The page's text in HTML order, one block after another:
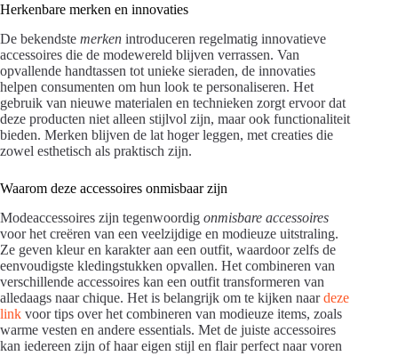
Herkenbare merken en innovaties
De bekendste merken introduceren regelmatig innovatieve
accessoires die de modewereld blijven verrassen. Van
opvallende handtassen tot unieke sieraden, de innovaties
helpen consumenten om hun look te personaliseren. Het
gebruik van nieuwe materialen en technieken zorgt ervoor dat
deze producten niet alleen stijlvol zijn, maar ook functionaliteit
bieden. Merken blijven de lat hoger leggen, met creaties die
zowel esthetisch als praktisch zijn.
Waarom deze accessoires onmisbaar zijn
Modeaccessoires zijn tegenwoordig onmisbare accessoires
voor het creëren van een veelzijdige en modieuze uitstraling.
Ze geven kleur en karakter aan een outfit, waardoor zelfs de
eenvoudigste kledingstukken opvallen. Het combineren van
verschillende accessoires kan een outfit transformeren van
alledaags naar chique. Het is belangrijk om te kijken naardeze
link voor tips over het combineren van modieuze items, zoals
warme vesten en andere essentials. Met de juiste accessoires
kan iedereen zijn of haar eigen stijl en flair perfect naar voren